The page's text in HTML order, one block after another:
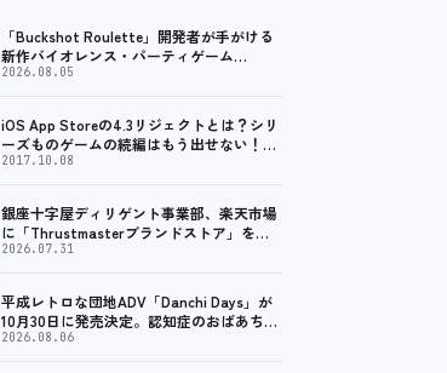
「Buckshot Roulette」開発者が手がける
新作バイオレンス・パーティゲーム
「Machine Party」がSteam向…
2026.08.05
iOS App Storeの4.3リジェクトとは？シリ
ーズものゲームの続編はもう出せない！？
脱出ゲームで相次ぐリジェクト
2017.10.08
銀座十字屋ディリゲント事業部、楽天市場
に「Thrustmasterブランドストア」をオ
ープン。記念キャンペーンでポイントアッ
2026.07.31
平成レトロな団地ADV「Danchi Days」が
10月30日に発売決定。認知症のおばあちゃ
んのために夏祭り復活を目指す
2026.08.06